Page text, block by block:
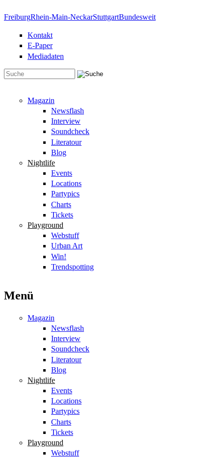
FreiburgRhein-Main-NeckarStuttgartBundesweit
Kontakt
E-Paper
Mediadaten
Magazin
Newsflash
Interview
Soundcheck
Literatour
Blog
Nightlife
Events
Locations
Partypics
Charts
Tickets
Playground
Webstuff
Urban Art
Win!
Trendspotting
Menü
Magazin
Newsflash
Interview
Soundcheck
Literatour
Blog
Nightlife
Events
Locations
Partypics
Charts
Tickets
Playground
Webstuff